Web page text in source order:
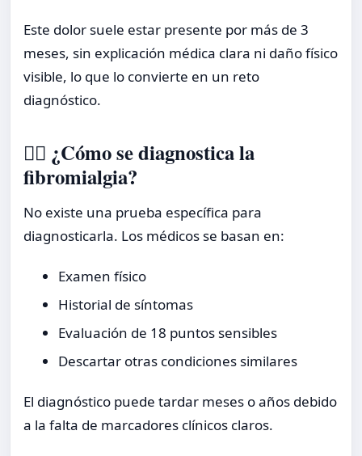
Este dolor suele estar presente por más de 3
meses, sin explicación médica clara ni daño físico
visible, lo que lo convierte en un reto
diagnóstico.
👩‍⚕️ ¿Cómo se diagnostica la
fibromialgia?
No existe una prueba específica para
diagnosticarla. Los médicos se basan en:
Examen físico
Historial de síntomas
Evaluación de 18 puntos sensibles
Descartar otras condiciones similares
El diagnóstico puede tardar meses o años debido
a la falta de marcadores clínicos claros.